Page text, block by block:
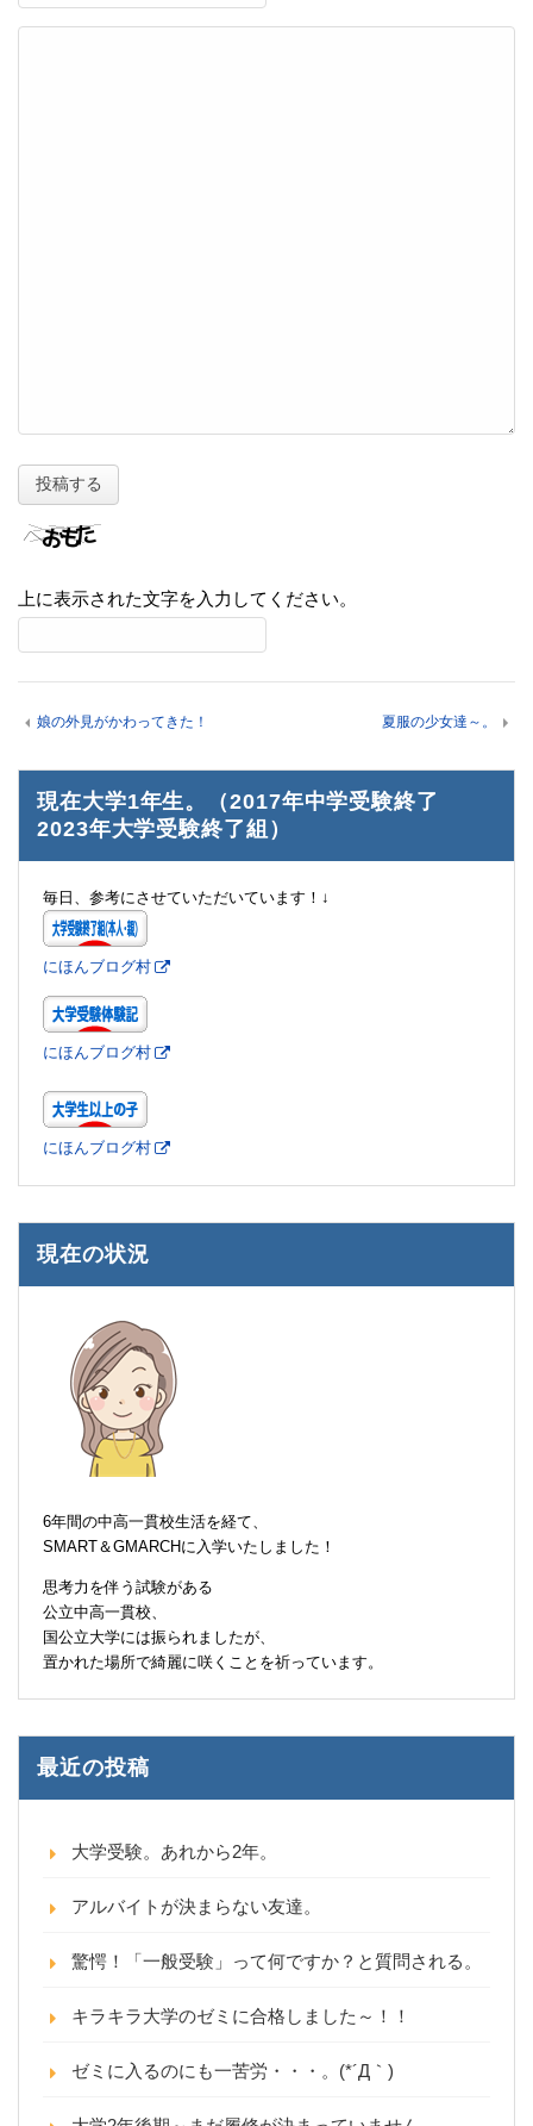
上に表示された文字を入力してください。
娘の外見がかわってきた！ 夏服の少女達～。
現在大学1年生。（2017年中学受験終了
2023年大学受験終了組）
毎日、参考にさせていただいています！↓
にほんブログ村
にほんブログ村
にほんブログ村
現在の状況
6年間の中高一貫校生活を経て、
SMART＆GMARCHに入学いたしました！
思考力を伴う試験がある
公立中高一貫校、
国公立大学には振られましたが、
置かれた場所で綺麗に咲くことを祈っています。
最近の投稿
大学受験。あれから2年。
アルバイトが決まらない友達。
驚愕！「一般受験」って何ですか？と質問される。
キラキラ大学のゼミに合格しました～！！
ゼミに入るのにも一苦労・・・。(*´Д｀)